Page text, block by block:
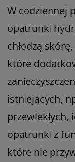
W codziennej
opatrunki
chłodzą
które
istniejących,
przewlekłych,
opatrunki z
które nie